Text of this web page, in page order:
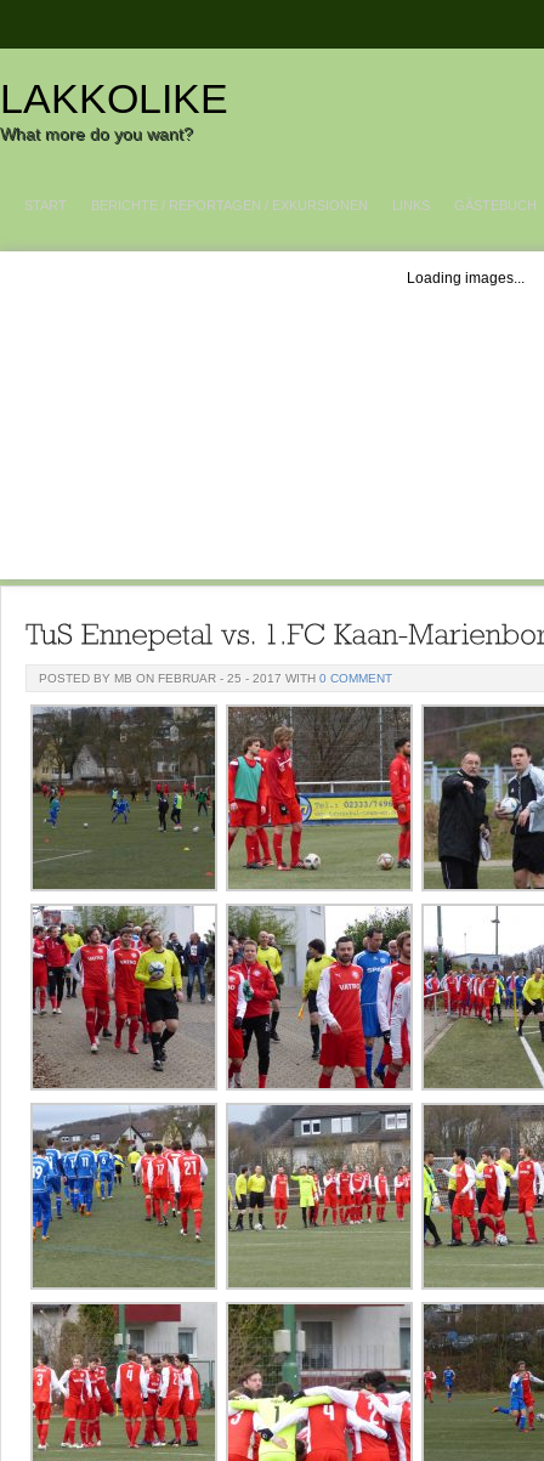
LAKKOLIKE
What more do you want?
START BERICHTE / REPORTAGEN / EXKURSIONEN LINKS GÄSTEBUCH
Loading images...
POSTED BY MB ON FEBRUAR - 25 - 2017 WITH 0 COMMENT